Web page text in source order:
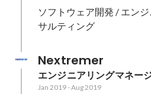
ソフトウェア開発 / エン
サルティング
Nextremer
エンジニアリングマネー
Jan 2019-Aug 2019